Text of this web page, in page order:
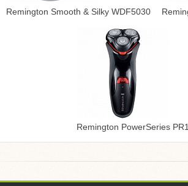
Remington Smooth & Silky WDF5030
Remington PowerSeries